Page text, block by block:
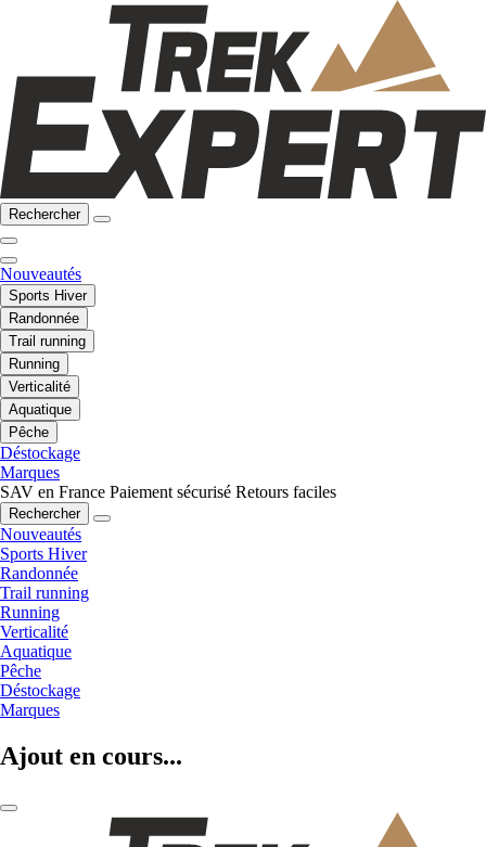
Rechercher
Nouveautés
Sports Hiver
Randonnée
Trail running
Running
Verticalité
Aquatique
Pêche
Déstockage
Marques
SAV en France Paiement sécurisé Retours faciles
Rechercher
Nouveautés
Sports Hiver
Randonnée
Trail running
Running
Verticalité
Aquatique
Pêche
Déstockage
Marques
Ajout en cours...